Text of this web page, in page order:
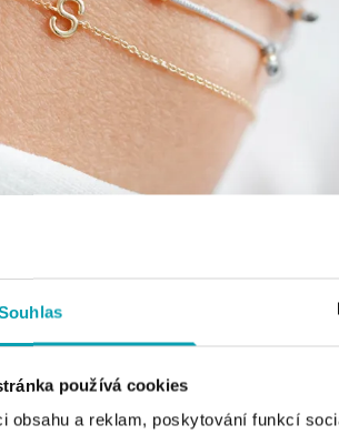
používá cookies
obsahu a reklam, poskytování funkcí